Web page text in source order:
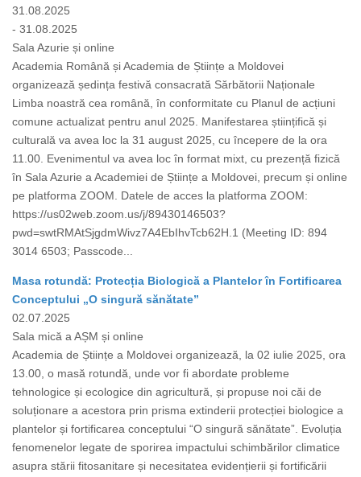
31.08.2025
- 31.08.2025
Sala Azurie și online
Academia Română și Academia de Științe a Moldovei
organizează ședința festivă consacrată Sărbătorii Naționale
Limba noastră cea română, în conformitate cu Planul de acțiuni
comune actualizat pentru anul 2025. Manifestarea științifică și
culturală va avea loc la 31 august 2025, cu începere de la ora
11.00. Evenimentul va avea loc în format mixt, cu prezență fizică
în Sala Azurie a Academiei de Științe a Moldovei, precum și online
pe platforma ZOOM. Datele de acces la platforma ZOOM:
https://us02web.zoom.us/j/89430146503?
pwd=swtRMAtSjgdmWivz7A4EbIhvTcb62H.1 (Meeting ID: 894
3014 6503; Passcode...
Masa rotundă: Protecția Biologică a Plantelor în Fortificarea
Conceptului „O singură sănătate”
02.07.2025
Sala mică a AȘM și online
Academia de Științe a Moldovei organizează, la 02 iulie 2025, ora
13.00, o masă rotundă, unde vor fi abordate probleme
tehnologice și ecologice din agricultură, și propuse noi căi de
soluționare a acestora prin prisma extinderii protecției biologice a
plantelor și fortificarea conceptului “O singură sănătate”. Evoluția
fenomenelor legate de sporirea impactului schimbărilor climatice
asupra stării fitosanitare și necesitatea evidențierii și fortificării